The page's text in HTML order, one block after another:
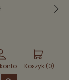
pakowanie
Koszyk (0)